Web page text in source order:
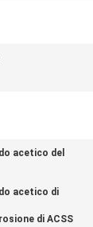
acetico del
acetico di
di ACSS